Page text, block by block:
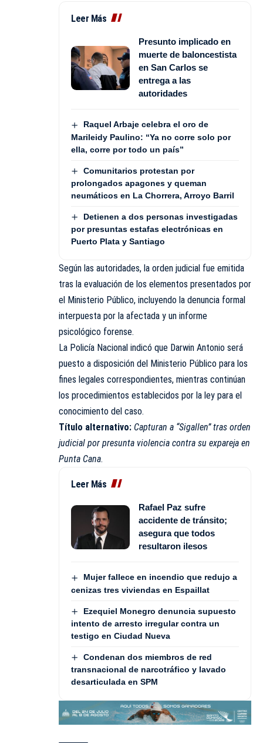
Leer Más
Presunto implicado en
muerte de baloncestista
en San Carlos se
entrega a las
autoridades
Raquel Arbaje celebra el oro de
Marileidy Paulino: “Ya no corre solo por
ella, corre por todo un país”
Comunitarios protestan por
prolongados apagones y queman
neumáticos en La Chorrera, Arroyo Barril
Detienen a dos personas investigadas
por presuntas estafas electrónicas en
Puerto Plata y Santiago
Según las autoridades, la orden judicial fue emitida
tras la evaluación de los elementos presentados por
el Ministerio Público, incluyendo la denuncia formal
interpuesta por la afectada y un informe
psicológico forense.
La Policía Nacional indicó que Darwin Antonio será
puesto a disposición del Ministerio Público para los
fines legales correspondientes, mientras continúan
los procedimientos establecidos por la ley para el
conocimiento del caso.
Título alternativo: Capturan a “Sigallen” tras orden
judicial por presunta violencia contra su expareja en
Punta Cana.
Leer Más
Rafael Paz sufre
accidente de tránsito;
asegura que todos
resultaron ilesos
Mujer fallece en incendio que redujo a
cenizas tres viviendas en Espaillat
Ezequiel Monegro denuncia supuesto
intento de arresto irregular contra un
testigo en Ciudad Nueva
Condenan dos miembros de red
transnacional de narcotráfico y lavado
desarticulada en SPM